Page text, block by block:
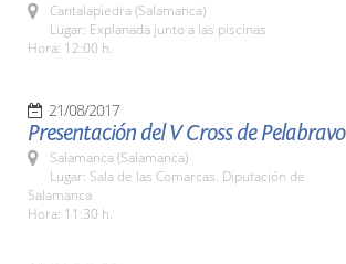
Cantalapiedra (Salamanca)
Lugar: Explanada junto a las piscinas
Hora: 12:00 h.
21/08/2017
Presentación del V Cross de Pelabravo
Salamanca (Salamanca)
Lugar: Sala de las Comarcas. Diputación de
Salamanca
Hora: 11:30 h.